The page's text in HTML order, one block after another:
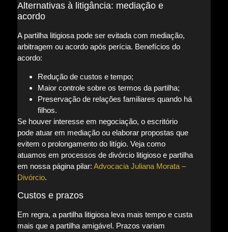
Alternativas à litigância: mediação e
acordo
A partilha litigiosa pode ser evitada com mediação,
arbitragem ou acordo após perícia. Benefícios do
acordo:
Redução de custos e tempo;
Maior controle sobre os termos da partilha;
Preservação de relações familiares quando há
filhos.
Se houver interesse em negociação, o escritório
pode atuar em mediação ou elaborar propostas que
evitem o prolongamento do litígio. Veja como
atuamos em processos de divórcio litigioso e partilha
em nossa página pilar: Advocacia Juliana Morata –
Divórcio.
Custos e prazos
Em regra, a partilha litigiosa leva mais tempo e custa
mais que a partilha amigável. Prazos variam